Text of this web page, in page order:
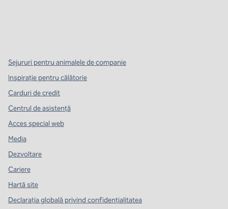
Sejururi pentru animalele de companie
Inspirație pentru călătorie
Carduri de credit
Centrul de asistență
Acces special web
Media
Dezvoltare
Cariere
Hartă site
Declarația globală privind confidenţialitatea